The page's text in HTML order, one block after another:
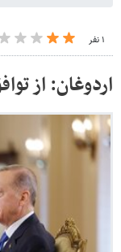
۱ نفر
اردوغان: از